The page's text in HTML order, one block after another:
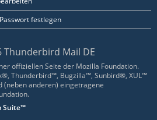
festlegen
Thunderbird Mail DE
offiziellen Seite der Mozilla Foundation.
Thunderbird™, Bugzilla™, Sunbird®, XUL™
(neben anderen) eingetragene
Suite™